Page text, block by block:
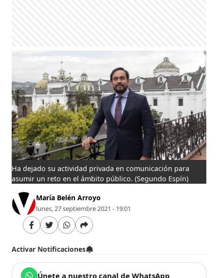
Ha dejado su actividad privada en comunicación para
asumir un reto en el ámbito público. (Segundo Espín)
María Belén Arroyo
lunes, 27 septiembre 2021 - 19:01
Activar Notificaciones
Únete a nuestro canal de WhatsApp